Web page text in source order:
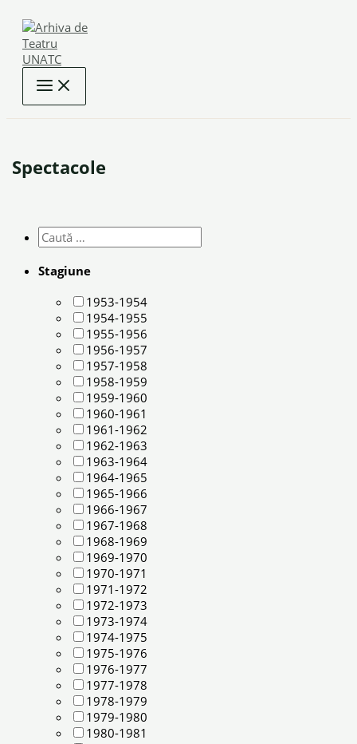
content
Spectacole
Stagiune
1953-1954
1954-1955
1955-1956
1956-1957
1957-1958
1958-1959
1959-1960
1960-1961
1961-1962
1962-1963
1963-1964
1964-1965
1965-1966
1966-1967
1967-1968
1968-1969
1969-1970
1970-1971
1971-1972
1972-1973
1973-1974
1974-1975
1975-1976
1976-1977
1977-1978
1978-1979
1979-1980
1980-1981